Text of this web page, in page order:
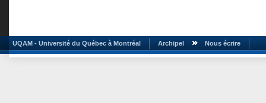
UQAM - Université du Québec à Montréal Archipel Nous écrire